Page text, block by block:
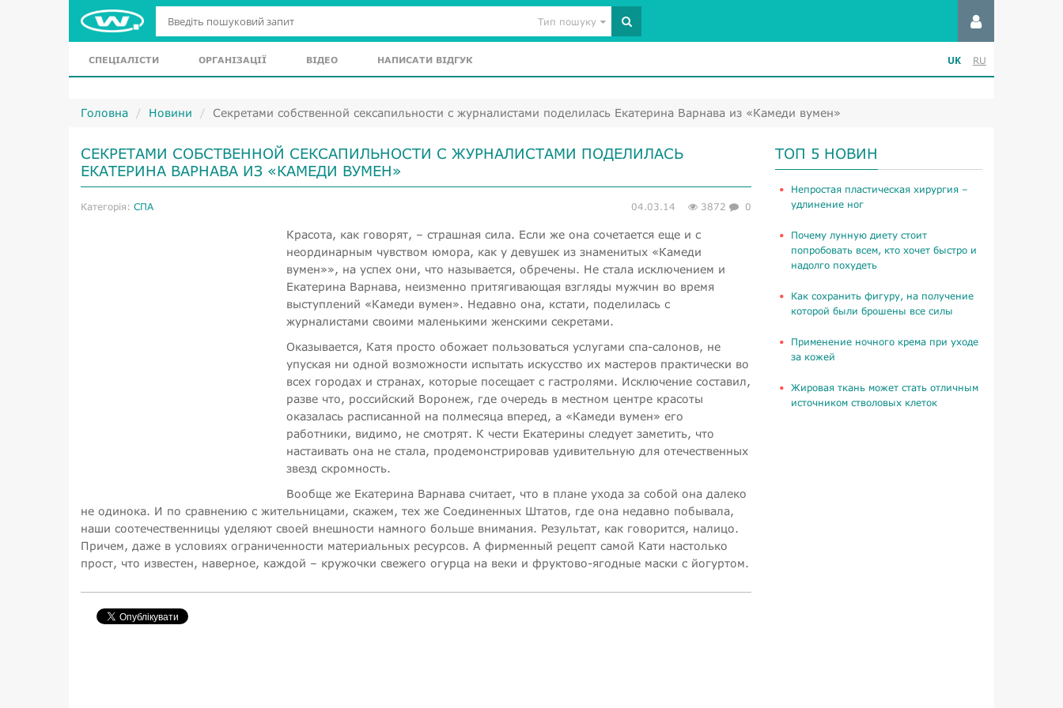
Тип пошуку
СПЕЦІАЛІСТИ ОРГАНІЗАЦІЇ ВІДЕО НАПИСАТИ ВІДГУК UK RU
Головна Новини Секретами собственной сексапильности с журналистами поделилась Екатерина Варнава из «Камеди вумен»
СЕКРЕТАМИ СОБСТВЕННОЙ СЕКСАПИЛЬНОСТИ С ЖУРНАЛИСТАМИ ПОДЕЛИЛАСЬ
ЕКАТЕРИНА ВАРНАВА ИЗ «КАМЕДИ ВУМЕН»
Категорія: СПА 04.03.14 3872 0
Красота, как говорят, – страшная сила. Если же она сочетается еще и с
неординарным чувством юмора, как у девушек из знаменитых «Камеди
вумен»», на успех они, что называется, обречены. Не стала исключением и
Екатерина Варнава, неизменно притягивающая взгляды мужчин во время
выступлений «Камеди вумен». Недавно она, кстати, поделилась с
журналистами своими маленькими женскими секретами.
Оказывается, Катя просто обожает пользоваться услугами спа-салонов, не
упуская ни одной возможности испытать искусство их мастеров практически во
всех городах и странах, которые посещает с гастролями. Исключение составил,
разве что, российский Воронеж, где очередь в местном центре красоты
оказалась расписанной на полмесяца вперед, а «Камеди вумен» его
работники, видимо, не смотрят. К чести Екатерины следует заметить, что
настаивать она не стала, продемонстрировав удивительную для отечественных
звезд скромность.
Вообще же Екатерина Варнава считает, что в плане ухода за собой она далеко
не одинока. И по сравнению с жительницами, скажем, тех же Соединенных Штатов, где она недавно побывала,
наши соотечественницы уделяют своей внешности намного больше внимания. Результат, как говорится, налицо.
Причем, даже в условиях ограниченности материальных ресурсов. А фирменный рецепт самой Кати настолько
прост, что известен, наверное, каждой – кружочки свежего огурца на веки и фруктово-ягодные маски с йогуртом.
ТОП 5 НОВИН
​Непростая пластическая хирургия –
удлинение ног
Почему лунную диету стоит
попробовать всем, кто хочет быстро и
надолго похудеть
Как сохранить фигуру, на получение
которой были брошены все силы
Применение ночного крема при уходе
за кожей
Жировая ткань может стать отличным
источником стволовых клеток